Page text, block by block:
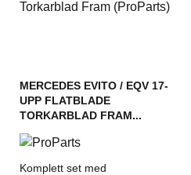
MERCEDES EVITO / EQV 17-
UPP FLATBLADE
TORKARBLAD FRAM...
Komplett set med